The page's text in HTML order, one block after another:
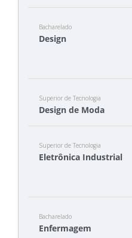
Bacharelado
Design
Superior de Tecnologia
Design de Moda
Câmpus
Superior de Tecnologia
Eletrônica Industrial
Bacharelado
Enfermagem